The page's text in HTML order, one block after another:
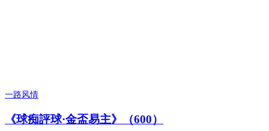
一路风情
《球痴評球·金盃易主》（600）